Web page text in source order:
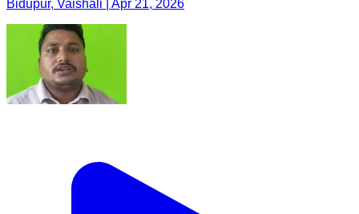
Bidupur, Vaishali | Apr 21, 2026